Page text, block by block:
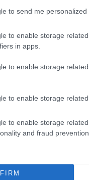
to send me personalized
to enable storage
in apps.
to enable storage
to enable storage
to enable storage
and fraud